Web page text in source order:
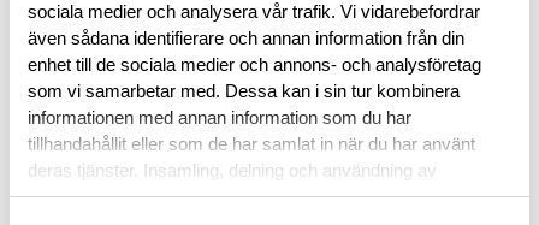
sociala medier och analysera vår trafik. Vi vidarebefordrar
även sådana identifierare och annan information från din
enhet till de sociala medier och annons- och analysföretag
som vi samarbetar med. Dessa kan i sin tur kombinera
informationen med annan information som du har
tillhandahållit eller som de har samlat in när du har använt
deras tjänster. Insamling, delning och användning av
personuppgifter kan användas för personalisering av
BESKRIVNING
SKÖTSELRÅD
RECENSIONER